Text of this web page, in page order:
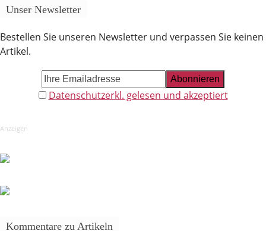
Unser Newsletter
Bestellen Sie unseren Newsletter und verpassen Sie keinen
Artikel.
Datenschutzerkl. gelesen und akzeptiert
Anzeigen
Kommentare zu Artikeln